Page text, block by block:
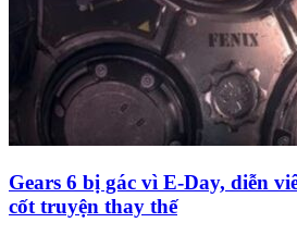
Gears 6 bị gác vì E-Day, diễn
cốt truyện thay thế